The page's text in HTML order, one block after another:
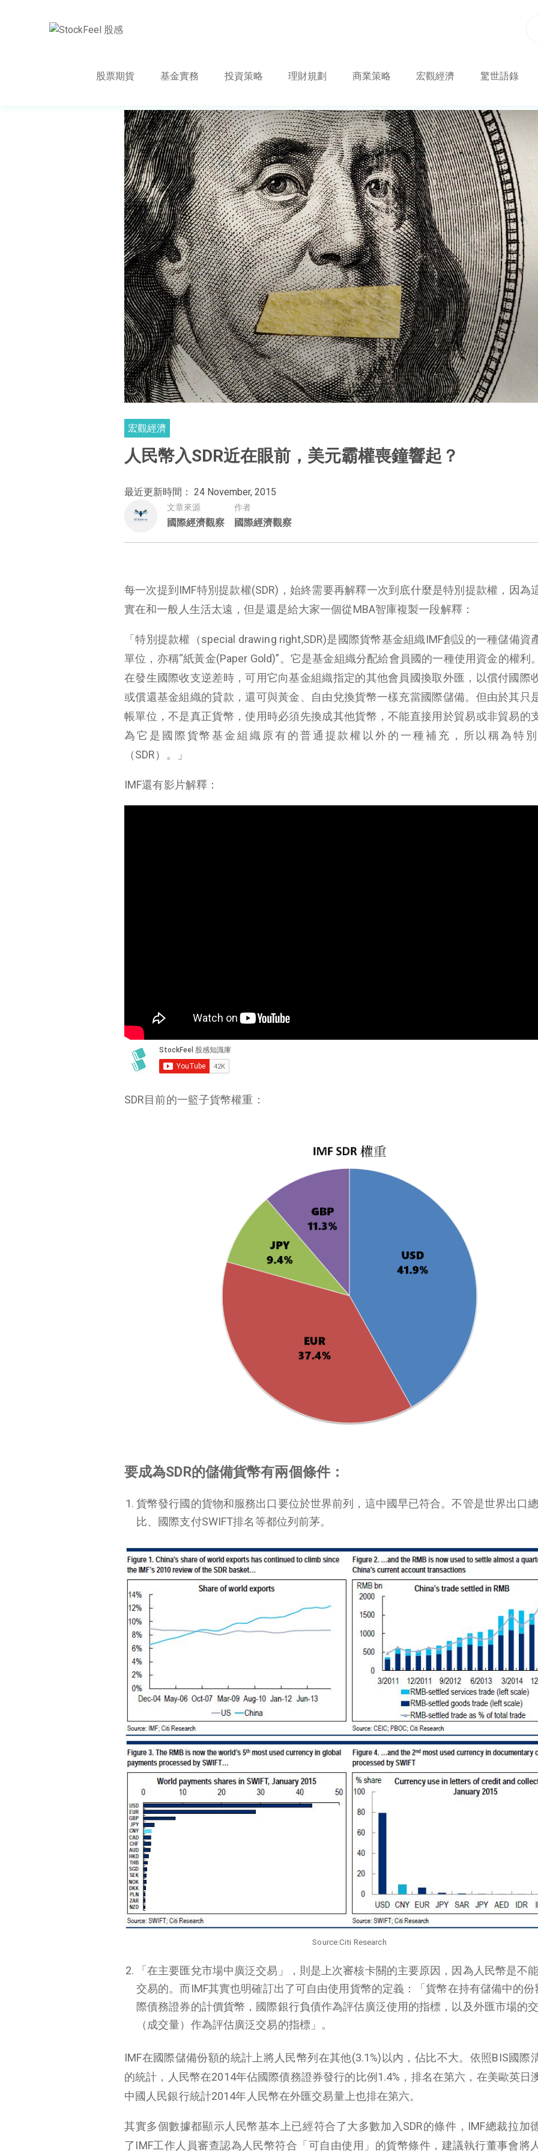
股票期貨 基金實務 投資策略 理財規劃 商業策略 宏觀經濟 驚世語錄
宏觀經濟
人民幣入SDR近在眼前，美元霸權喪鐘響起？
最近更新時間： 24 November, 2015
文章來源
國際經濟觀察
作者
國際經濟觀察
每一次提到IMF特別提款權(SDR)，始終需要再解釋一次到底什麼是特別提款權，因為
實在和一般人生活太遠，但是還是給大家一個從MBA智庫複製一段解釋：
「特別提款權（special drawing right,SDR)是國際貨幣基金組織IMF創設的一種儲備資
單位，亦稱“紙黃金(Paper Gold)”。它是基金組織分配給會員國的一種使用資金的權利
在發生國際收支逆差時，可用它向基金組織指定的其他會員國換取外匯，以償付國際
或償還基金組織的貸款，還可與黃金、自由兌換貨幣一樣充當國際儲備。但由於其只
帳單位，不是真正貨幣，使用時必須先換成其他貨幣，不能直接用於貿易或非貿易的
為它是國際貨幣基金組織原有的普通提款權以外的一種補充，所以稱為特
（SDR）。」
IMF還有影片解釋：
SDR目前的一籃子貨幣權重：
要成為SDR的儲備貨幣有兩個條件：
貨幣發行國的貨物和服務出口要位於世界前列，這中國早已符合。不管是世界出口
比、國際支付SWIFT排名等都位列前茅。
Source:Citi Research
「在主要匯兌市場中廣泛交易」，則是上次審核卡關的主要原因，因為人民幣是不
交易的。而IMF其實也明確訂出了可自由使用貨幣的定義：「貨幣在持有儲備中的份
際債務證券的計價貨幣，國際銀行負債作為評估廣泛使用的指標，以及外匯市場的
（成交量）作為評估廣泛交易的指標」。
IMF在國際儲備份額的統計上將人民幣列在其他(3.1%)以內，佔比不大。依照BIS國際
的統計，人民幣在2014年佔國際債務證券發行的比例1.4%，排名在第六，在美歐英日
中國人民銀行統計2014年人民幣在外匯交易量上也排在第六。
其實多個數據都顯示人民幣基本上已經符合了大多數加入SDR的條件，IMF總裁拉加
了IMF工作人員審查認為人民幣符合「可自由使用」的貨幣條件，建議執行董事會將